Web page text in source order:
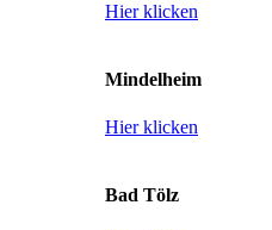
Hier klicken
Mindelheim
Hier klicken
Bad Tölz